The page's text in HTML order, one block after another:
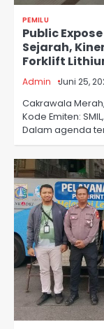
PEMILU
Public
Sejarah,
Forklift
Admin Juni 25,
Cakrawala
Kode Emiten:
Dalam agenda